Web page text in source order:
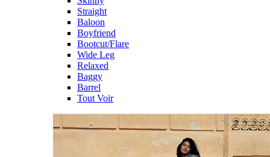
Straight
Baloon
Boyfriend
Bootcut/Flare
Wide Leg
Relaxed
Baggy
Barrel
Tout Voir